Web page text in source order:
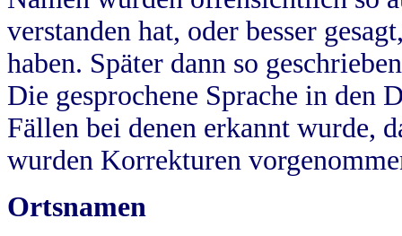
verstanden hat, oder besser
haben. Später dann so
Die gesprochene Sprache in
Fällen bei denen erkannt wurde,
wurden Korrekturen
Ortsnamen